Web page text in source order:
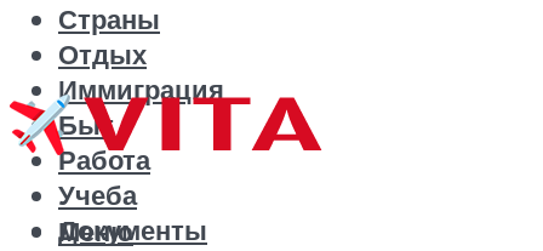
Страны
Отдых
Иммиграция
Быт
Работа
Учеба
Документы
Меню